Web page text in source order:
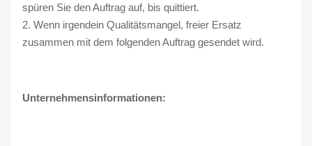
spüren Sie den Auftrag auf, bis quittiert.
2. Wenn irgendein Qualitätsmangel, freier Ersatz
zusammen mit dem folgenden Auftrag gesendet wird.
Unternehmensinformationen: